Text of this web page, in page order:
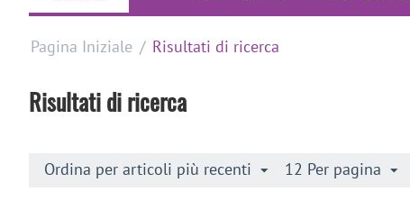
Pagina Iniziale / Risultati di ricerca
Risultati di ricerca
Ordina per articoli più recenti 12 Per pagina